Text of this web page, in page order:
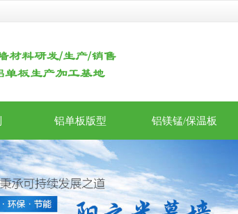
铝单板版型 铝镁锰/保温板